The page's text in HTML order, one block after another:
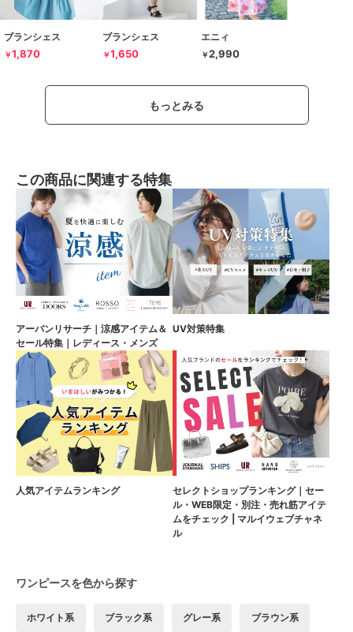
ブランシェス
￥1,870
ブランシェス
￥1,650
エニィ
￥2,990
もっとみる
この商品に関連する特集
アーバンリサーチ｜涼感アイテム＆
セール特集｜レディース・メンズ
UV対策特集
人気アイテムランキング
セレクトショップランキング｜セー
ル・WEB限定・別注・売れ筋アイテ
ムをチェック | マルイウェブチャネ
ル
ワンピースを色から探す
ホワイト系 ブラック系 グレー系 ブラウン系